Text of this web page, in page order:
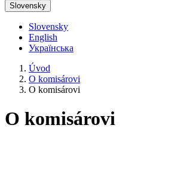
Slovensky
Slovensky
English
Українська
Úvod
O komisárovi
O komisárovi
O komisárovi